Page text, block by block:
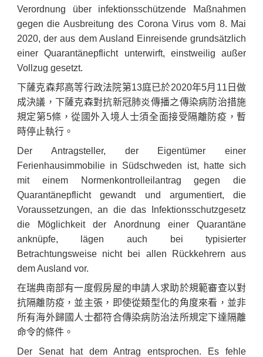
Home
Verordnung über infektionsschützende Maßnahmen
gegen die Ausbreitung des Corona Virus vom 8. Mai
2020, der aus dem Ausland Einreisende grundsätzlich
einer Quarantänepflicht unterwirft, einstweilig außer
Vollzug gesetzt.
下薩克森邦高等行政法院第13庭已於2020年5月11日做
成決議，下薩克森對抗新冠肺炎傳播之傳染病防治措施
規定第5條，從國外入境人士須全面接受隔離防疫，暫
時停止執行。
Der Antragsteller, der Eigentümer einer
Ferienhausimmobilie in Südschweden ist, hatte sich
mit einem Normenkontrolleilantrag gegen die
Quarantänepflicht gewandt und argumentiert, die
Voraussetzungen, an die das Infektionsschutzgesetz
die Möglichkeit der Anordnung einer Quarantäne
anknüpfe, lägen auch bei typisierter
Betrachtungsweise nicht bei allen Rückkehrern aus
dem Ausland vor.
在瑞典南部有一度假房屋的申請人求助於規範審查以對
抗隔離防疫，並主張，即使從類型化的角度來看，並非
所有海外歸國人士都符合傳染病防治法所規定下達隔離
命令的條件。
Der Senat hat dem Antrag entsprochen. Es fehle